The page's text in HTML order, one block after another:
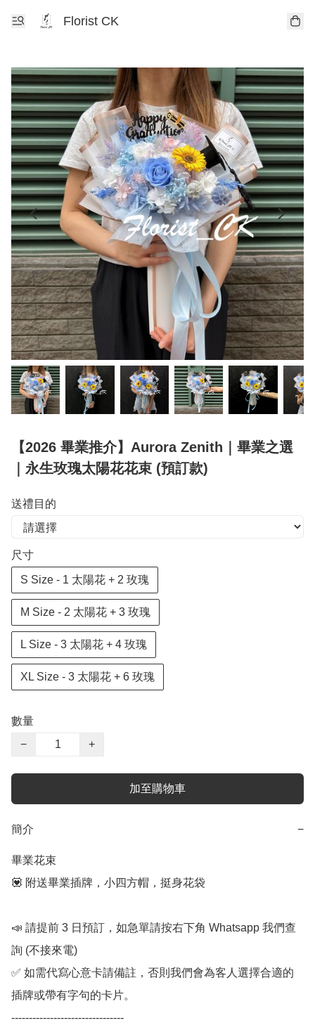
Florist CK
【2026 畢業推介】Aurora Zenith｜畢業之選
｜永生玫瑰太陽花花束 (預訂款)
送禮目的
尺寸
S Size - 1 太陽花 + 2 玫瑰
M Size - 2 太陽花 + 3 玫瑰
L Size - 3 太陽花 + 4 玫瑰
XL Size - 3 太陽花 + 6 玫瑰
數量
−
+
加至購物車
簡介 −
畢業花束
💟 附送畢業插牌，小四方帽，挺身花袋
📣 請提前 3 日預訂，如急單請按右下角 Whatsapp 我們查
詢 (不接來電)
✅ 如需代寫心意卡請備註，否則我們會為客人選擇合適的
插牌或帶有字句的卡片。
--------------------------------